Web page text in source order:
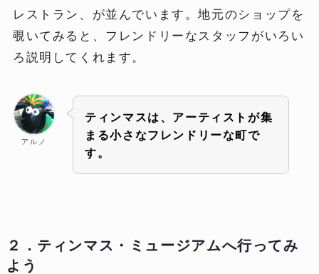
レストラン、が並んでいます。地元のショップを
覗いてみると、フレンドリーなスタッフがいろい
ろ説明してくれます。
アルノ
ティンマスは、アーティストが集
まる小さなフレンドリーな町で
す。
２．ティンマス・ミュージアムへ行ってみ
よう